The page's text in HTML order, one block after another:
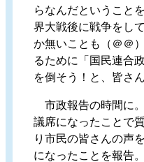
らなんだということ
界大戦後に戦争をし
か無いことも（＠＠
るために「国民連合
を倒そう！と、皆さ
市政報告の時間に
議席になったことで
り市民の皆さんの声
になったことを報告